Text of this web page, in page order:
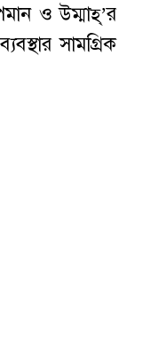
ও উম্মাহ্‌’র
সামগ্রিক